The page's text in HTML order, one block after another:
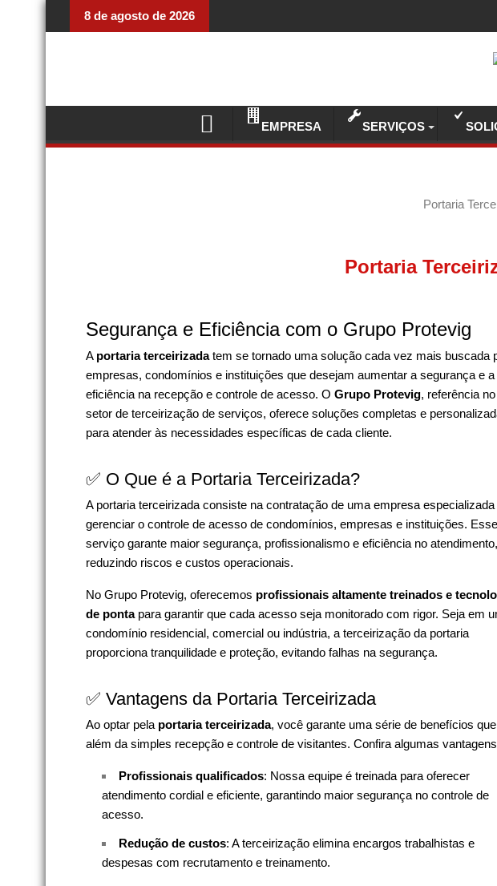
8 de agosto de 2026
EMPRESA SERVIÇOS
Portaria
Portaria
Segurança e Eficiência com o Grupo Protevig
A portaria terceirizadatem se tornado uma solução cada vez mais buscada
empresas, condomínios e instituições que desejam aumentar a segurança e a
eficiência na recepção e controle de acesso. O Grupo Protevig, referência no
setor de terceirização de serviços, oferece soluções completas e
para atender às necessidades específicas de cada cliente.
✅ O Que é a Portaria Terceirizada?
A portaria terceirizada consiste na contratação de uma empresa especializada
gerenciar o controle de acesso de condomínios, empresas e instituições. Esse
serviço garante maior segurança, profissionalismo e eficiência no atendimento,
reduzindo riscos e custos operacionais.
No Grupo Protevig, oferecemos profissionais altamente treinados e
de pontapara garantir que cada acesso seja monitorado com rigor. Seja em
condomínio residencial, comercial ou indústria, a terceirização da portaria
proporciona tranquilidade e proteção, evitando falhas na segurança.
✅ Vantagens da Portaria Terceirizada
Ao optar pela portaria terceirizada, você garante uma série de benefícios
além da simples recepção e controle de visitantes. Confira algumas
Profissionais qualificados: Nossa equipe é treinada para oferecer
atendimento cordial e eficiente, garantindo maior segurança no controle de
acesso.
Redução de custos: A terceirização elimina encargos trabalhistas e
despesas com recrutamento e treinamento.